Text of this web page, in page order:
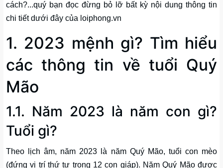
cách?...quý bạn đọc đừng bỏ lỡ bất kỳ nội dung thông tin
chi tiết dưới đây của loiphong.vn
1. 2023 mệnh gì? Tìm hiểu
các thông tin về tuổi Quý
Mão
1.1. Năm 2023 là năm con gì?
Tuổi gì?
Theo lịch âm, năm 2023 là năm Quý Mão, tuổi con mèo
(đứng vị trí thứ tư trong 12 con giáp). Năm Quý Mão được